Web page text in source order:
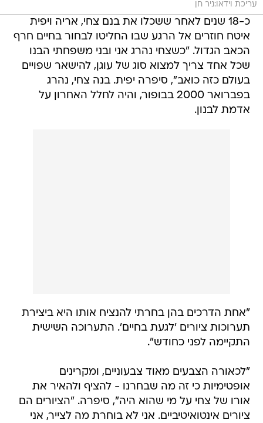
עריכת וידאו:ניר חן
כ-18 שנים לאחר ששכלו את בנם צחי, אריה ויפית
איטח חוזרים אל הרגע שבו החליטו לבחור בחיים חרף
הכאב הגדול. "כשצחי נהרג אני ובני משפחתי הבנו
שכל אחד צריך למצוא סוג של עוגן, להישאר שפויים
בעולם כזה כואב", סיפרה יפית. בנה צחי, נהרג
בפברואר 2000 בבופור, והיה לחלל האחרון על
אדמת לבנון.
"אחת הדרכים בהן בחרתי להנציח אותו היא ביצירת
תערוכות ציורים 'לגעת בחיים'. התערוכה השישית
התקיימה לפני כחודש".
"לכאורה הצבעים מאוד צבעוניים, ומקרינים
אופטימיות כי זה מה שבחרנו - להציף ולהאיר את
אורו של צחי על מי שהוא היה", סיפרה. "הציורים הם
ציורים אינטואיטיביים. אני לא בוחרת מה לצייר, אני